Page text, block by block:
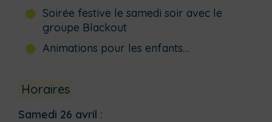
Soirée festive le samedi soir avec le
groupe Blackout
Animations pour les enfants…
Horaires
Samedi 26 avril :